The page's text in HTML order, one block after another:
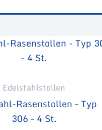
Edelstahlstollen
Rasenstollen – Typ
306 – 4 St.